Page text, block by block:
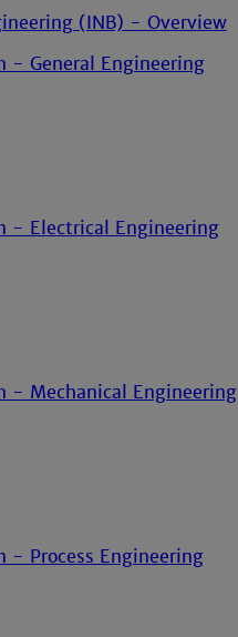
(INB) - Overview
- General Engineering
- Electrical Engineering
- Mechanical Engineering
- Process Engineering